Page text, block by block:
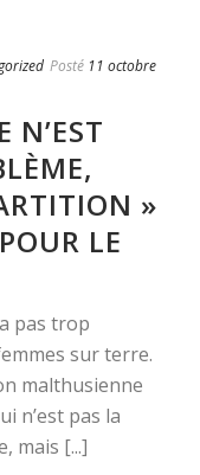
Posté 11 octobre
N’EST
»
LE
pas trop
sur terre.
malthusienne
n’est pas la
mais [...]